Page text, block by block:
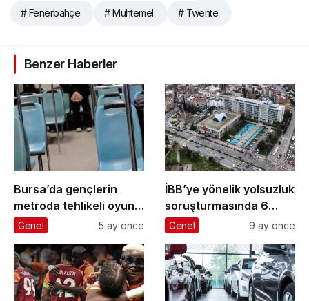
# Fenerbahçe # Muhtemel # Twente
Benzer Haberler
Bursa’da gençlerin
metroda tehlikeli oyunu
kameraya yansıdı
Genel 5 ay önce
İBB’ye yönelik yolsuzluk
soruşturmasında 6
gazeteci ’şüpheli’
Genel 9 ay önce